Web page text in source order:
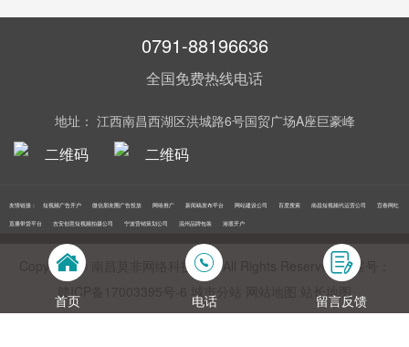
理，搜索引擎营销，关键词优化，网站建设，SEO网站优
化，SEM竞价优化，小程序制作，网络推广，网络营销，
设计，LOGO设计，口碑优化，品牌形象设计，获客推广，
网站定制，APP开发，软件制作，网络公关，网站推广，海
告等等业务！在江西更多人选择南昌莫非传媒！
0791-88196636
全国免费热线电话
地址： 江西南昌西湖区洪城路6号国贸广场A座巨豪峰
友情链接： 短视频广告开户 微信朋友圈广告投放 网络推广 新闻稿发布平台 网站建设公司 百度搜索 南昌短视频代运营公司 宜春网红
直播带货平台 吉安创意短视频拍摄公司 宁波营销策划公司 温州品牌包装 港股开户
Copyright © 南昌莫非网络科技公司 All Rights Reserved 备案号：
赣ICP备17003395号‍-6
城市分站 站长地图
首页 电话 留言反馈